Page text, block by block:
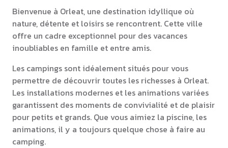
Bienvenue à Orleat, une destination idyllique où
nature, détente et loisirs se rencontrent. Cette ville
offre un cadre exceptionnel pour des vacances
inoubliables en famille et entre amis.
Les campings sont idéalement situés pour vous
permettre de découvrir toutes les richesses à Orleat.
Les installations modernes et les animations variées
garantissent des moments de convivialité et de plaisir
pour petits et grands. Que vous aimiez la piscine, les
animations, il y a toujours quelque chose à faire au
camping.